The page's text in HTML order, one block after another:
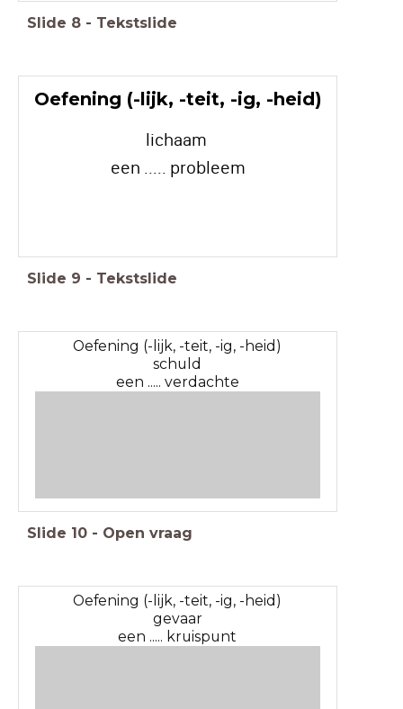
Slide 8 - Tekstslide
Oefening (-lijk, -teit, -ig, -heid)
lichaam
een ..... probleem
Slide 9 - Tekstslide
Oefening (-lijk, -teit, -ig, -heid)
schuld
een ..... verdachte
Slide 10 - Open vraag
Oefening (-lijk, -teit, -ig, -heid)
gevaar
een ..... kruispunt